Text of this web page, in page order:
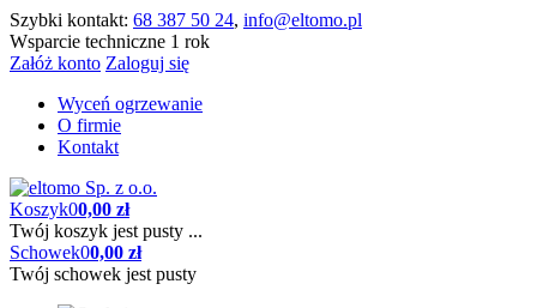
Szybki kontakt: 68 387 50 24, info@eltomo.pl
Wsparcie techniczne 1 rok
Załóż konto Zaloguj się
Wyceń ogrzewanie
O firmie
Kontakt
Koszyk00,00 zł
Twój koszyk jest pusty ...
Schowek00,00 zł
Twój schowek jest pusty